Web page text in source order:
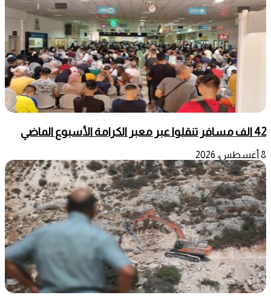
42 الف مسافر تنقلوا عبر معبر الكرامة الأسبوع الماضي
8 أغسطس، 2026